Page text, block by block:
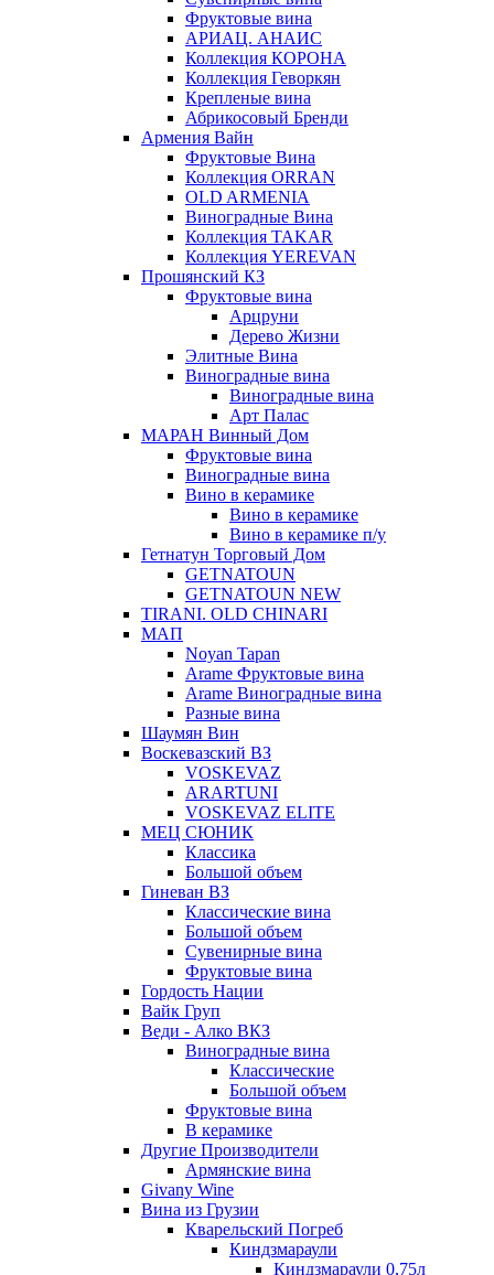
Фруктовые вина
АРИАЦ. АНАИС
Коллекция КОРОНА
Коллекция Геворкян
Крепленые вина
Абрикосовый Бренди
Армения Вайн
Фруктовые Вина
Коллекция ORRAN
OLD ARMENIA
Виноградные Вина
Коллекция TAKAR
Коллекция YEREVAN
Прошянский КЗ
Фруктовые вина
Арцруни
Дерево Жизни
Элитные Вина
Виноградные вина
Виноградные вина
Арт Палас
МАРАН Винный Дом
Фруктовые вина
Виноградные вина
Вино в керамике
Вино в керамике
Вино в керамике п/у
Гетнатун Торговый Дом
GETNATOUN
GETNATOUN NEW
TIRANI. OLD CHINARI
МАП
Noyan Tapan
Arame Фруктовые вина
Arame Виноградные вина
Разные вина
Шаумян Вин
Воскевазский ВЗ
VOSKEVAZ
ARARTUNI
VOSKEVAZ ELITE
МЕЦ СЮНИК
Классика
Большой объем
Гиневан ВЗ
Классические вина
Большой объем
Сувенирные вина
Фруктовые вина
Гордость Нации
Вайк Груп
Веди - Алко ВКЗ
Виноградные вина
Классические
Большой объем
Фруктовые вина
В керамике
Другие Производители
Армянские вина
Givany Wine
Вина из Грузии
Кварельский Погреб
Киндзмараули
Киндзмараули 0,75л